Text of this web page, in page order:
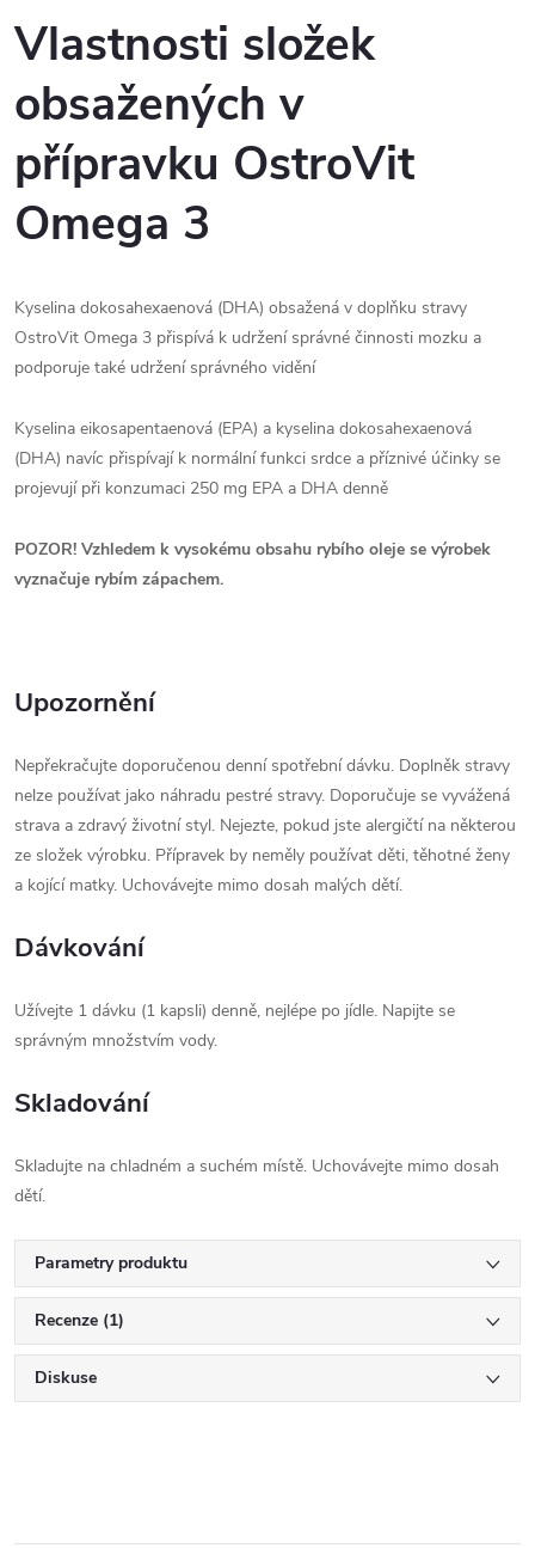
Vlastnosti složek
obsažených v
přípravku OstroVit
Omega 3
Kyselina dokosahexaenová (DHA) obsažená v doplňku stravy
OstroVit Omega 3 přispívá k udržení správné činnosti mozku a
podporuje také udržení správného vidění
Kyselina eikosapentaenová (EPA) a kyselina dokosahexaenová
(DHA) navíc přispívají k normální funkci srdce a příznivé účinky se
projevují při konzumaci 250 mg EPA a DHA denně
POZOR! Vzhledem k vysokému obsahu rybího oleje se výrobek
vyznačuje rybím zápachem.
Upozornění
Nepřekračujte doporučenou denní spotřební dávku. Doplněk stravy
nelze používat jako náhradu pestré stravy. Doporučuje se vyvážená
strava a zdravý životní styl. Nejezte, pokud jste alergičtí na některou
ze složek výrobku. Přípravek by neměly používat děti, těhotné ženy
a kojící matky. Uchovávejte mimo dosah malých dětí.
Dávkování
Užívejte 1 dávku (1 kapsli) denně, nejlépe po jídle. Napijte se
správným množstvím vody.
Skladování
Skladujte na chladném a suchém místě. Uchovávejte mimo dosah
dětí.
Parametry produktu
Recenze (1)
Diskuse